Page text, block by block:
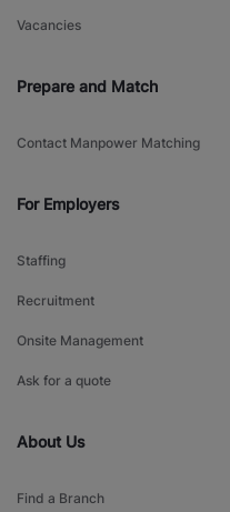
Vacancies
Prepare and Match
Contact Manpower Matching
For Employers
Staffing
Recruitment
Onsite Management
Ask for a quote
About Us
Find a Branch